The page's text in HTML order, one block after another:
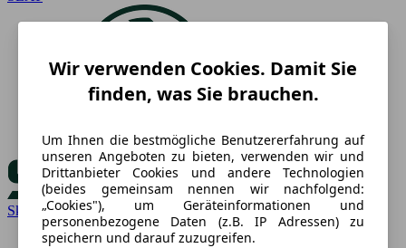
Skoda
Wir verwenden Cookies. Damit Sie
finden, was Sie brauchen.
Um Ihnen die bestmögliche Benutzererfahrung auf
unseren Angeboten zu bieten, verwenden wir und
Drittanbieter Cookies und andere Technologien
(beides gemeinsam nennen wir nachfolgend:
„Cookies"), um Geräteinformationen und
personenbezogene Daten (z.B. IP Adressen) zu
speichern und darauf zuzugreifen.